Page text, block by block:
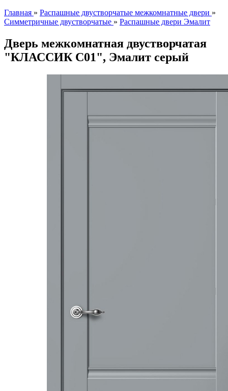
Главная » Распашные двустворчатые межкомнатные двери »
Симметричные двустворчатые » Распашные двери Эмалит
Дверь межкомнатная двустворчатая
"КЛАССИК C01", Эмалит серый